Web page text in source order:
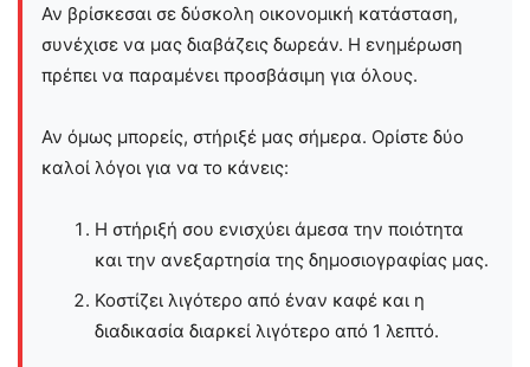
Αν βρίσκεσαι σε δύσκολη οικονομική κατάσταση,
συνέχισε να μας διαβάζεις δωρεάν. Η ενημέρωση
πρέπει να παραμένει προσβάσιμη για όλους.
Αν όμως μπορείς, στήριξέ μας σήμερα. Ορίστε δύο
καλοί λόγοι για να το κάνεις:
Η στήριξή σου ενισχύει άμεσα την ποιότητα
και την ανεξαρτησία της δημοσιογραφίας μας.
Κοστίζει λιγότερο από έναν καφέ και η
διαδικασία διαρκεί λιγότερο από 1 λεπτό.